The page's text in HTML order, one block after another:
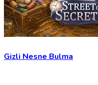
Gizli Nesne Bulma